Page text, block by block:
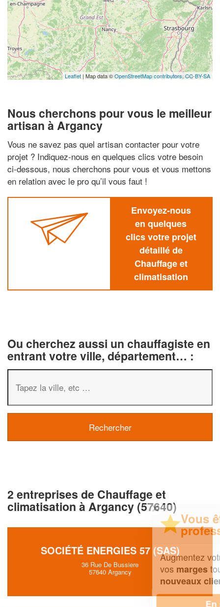
Leaflet | Map data ©OpenStreetMap contributors,CC-BY-SA
Nous cherchons pour vous le meilleur
artisan à Argancy
Vous ne savez pas quel artisan contacter pour votre
projet ? Indiquez-nous en quelques clics votre besoin
ci-dessous, nous cherchons pour vous et vous mettons
en relation avec le pro qu’il vous faut !
Envoyez-nous
en quelques
clics votre projet
détaillé de
Chauffage et
climatisation
Ou cherchez aussi un chauffagiste en
entrant votre ville, département… :
2 entreprises de Chauffage et
climatisation à Argancy (57640)
SOCIÉTÉ ENERGIES 57 (SAS)
36 Rue De Bussiere
57640 Argancy
✕
Vous êtes un
professionnel ?
Augmentez votrechiffre d'affaireset
margestout en gagnant de